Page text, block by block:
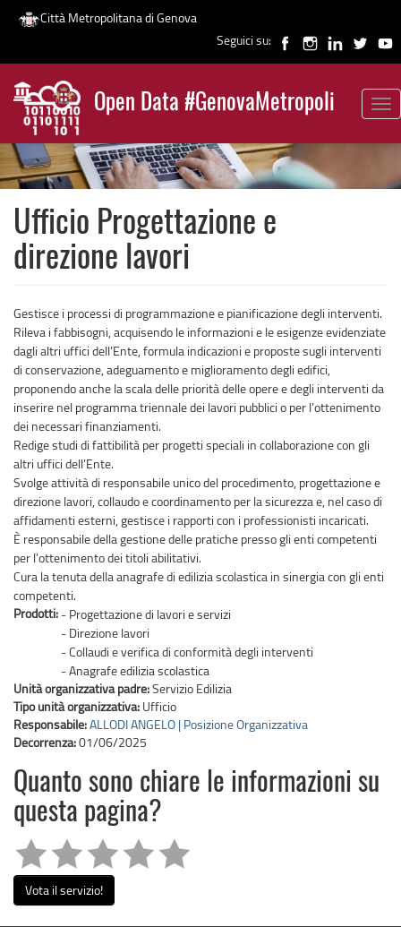
Salta
contenuto
principale
Città Metropolitana di Genova
Seguici su:
Open Data #GenovaMetropoli
News
Ufficio Progettazione e
direzione lavori
Gestisce i processi di programmazione e pianificazione degli interventi.
Rileva i fabbisogni, acquisendo le informazioni e le esigenze evidenziate
dagli altri uffici dell’Ente, formula indicazioni e proposte sugli interventi
di conservazione, adeguamento e miglioramento degli edifici,
proponendo anche la scala delle priorità delle opere e degli interventi da
inserire nel programma triennale dei lavori pubblici o per l’ottenimento
dei necessari finanziamenti.
Redige studi di fattibilità per progetti speciali in collaborazione con gli
altri uffici dell’Ente.
Svolge attività di responsabile unico del procedimento, progettazione e
direzione lavori, collaudo e coordinamento per la sicurezza e, nel caso di
affidamenti esterni, gestisce i rapporti con i professionisti incaricati.
È responsabile della gestione delle pratiche presso gli enti competenti
per l’ottenimento dei titoli abilitativi.
Cura la tenuta della anagrafe di edilizia scolastica in sinergia con gli enti
competenti.
Prodotti: - Progettazione di lavori e servizi
- Direzione lavori
- Collaudi e verifica di conformità degli interventi
- Anagrafe edilizia scolastica
Unità organizzativa padre:Servizio Edilizia
Tipo unità organizzativa: Ufficio
Responsabile:ALLODI ANGELO | Posizione Organizzativa
Decorrenza:01/06/2025
Quanto sono chiare le informazioni su
questa pagina?
Vota il servizio!